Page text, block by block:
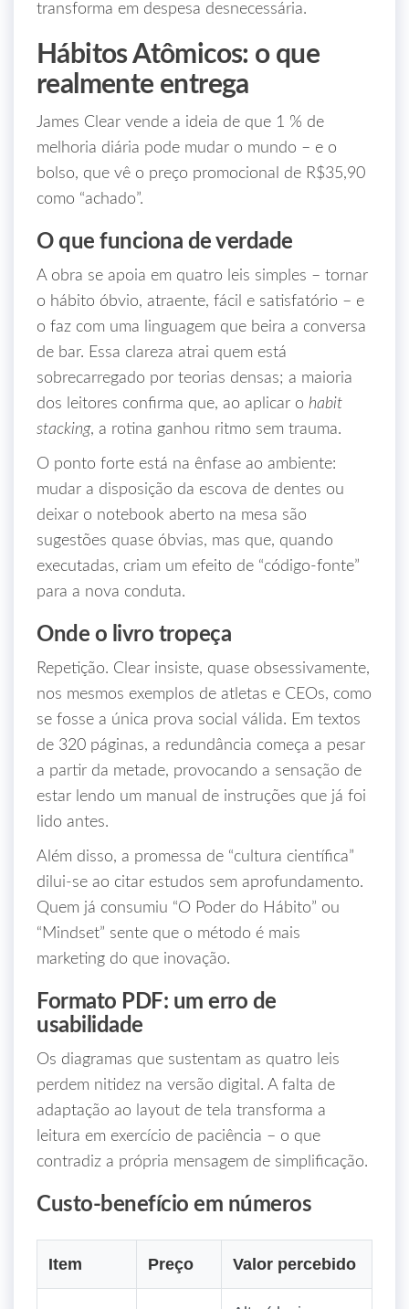
transforma em despesa desnecessária.
Hábitos Atômicos: o que
realmente entrega
James Clear vende a ideia de que 1 % de
melhoria diária pode mudar o mundo – e o
bolso, que vê o preço promocional de R$35,90
como “achado”.
O que funciona de verdade
A obra se apoia em quatro leis simples – tornar
o hábito óbvio, atraente, fácil e satisfatório – e
o faz com uma linguagem que beira a conversa
de bar. Essa clareza atrai quem está
sobrecarregado por teorias densas; a maioria
dos leitores confirma que, ao aplicar o habit
stacking, a rotina ganhou ritmo sem trauma.
O ponto forte está na ênfase ao ambiente:
mudar a disposição da escova de dentes ou
deixar o notebook aberto na mesa são
sugestões quase óbvias, mas que, quando
executadas, criam um efeito de “código‑fonte”
para a nova conduta.
Onde o livro tropeça
Repetição. Clear insiste, quase obsessivamente,
nos mesmos exemplos de atletas e CEOs, como
se fosse a única prova social válida. Em textos
de 320 páginas, a redundância começa a pesar
a partir da metade, provocando a sensação de
estar lendo um manual de instruções que já foi
lido antes.
Além disso, a promessa de “cultura científica”
dilui‑se ao citar estudos sem aprofundamento.
Quem já consumiu “O Poder do Hábito” ou
“Mindset” sente que o método é mais
marketing do que inovação.
Formato PDF: um erro de
usabilidade
Os diagramas que sustentam as quatro leis
perdem nitidez na versão digital. A falta de
adaptação ao layout de tela transforma a
leitura em exercício de paciência – o que
contradiz a própria mensagem de simplificação.
Custo‑benefício em números
Item Preço Valor percebido